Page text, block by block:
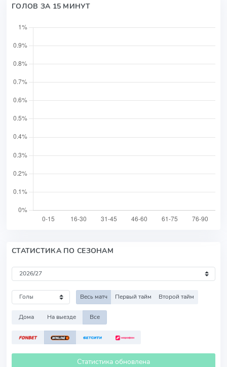
ГОЛОВ ЗА 15 МИНУТ
СТАТИСТИКА ПО СЕЗОНАМ
Весь матч Первый тайм Второй тайм
Дома На выезде Все
Статистика обновлена